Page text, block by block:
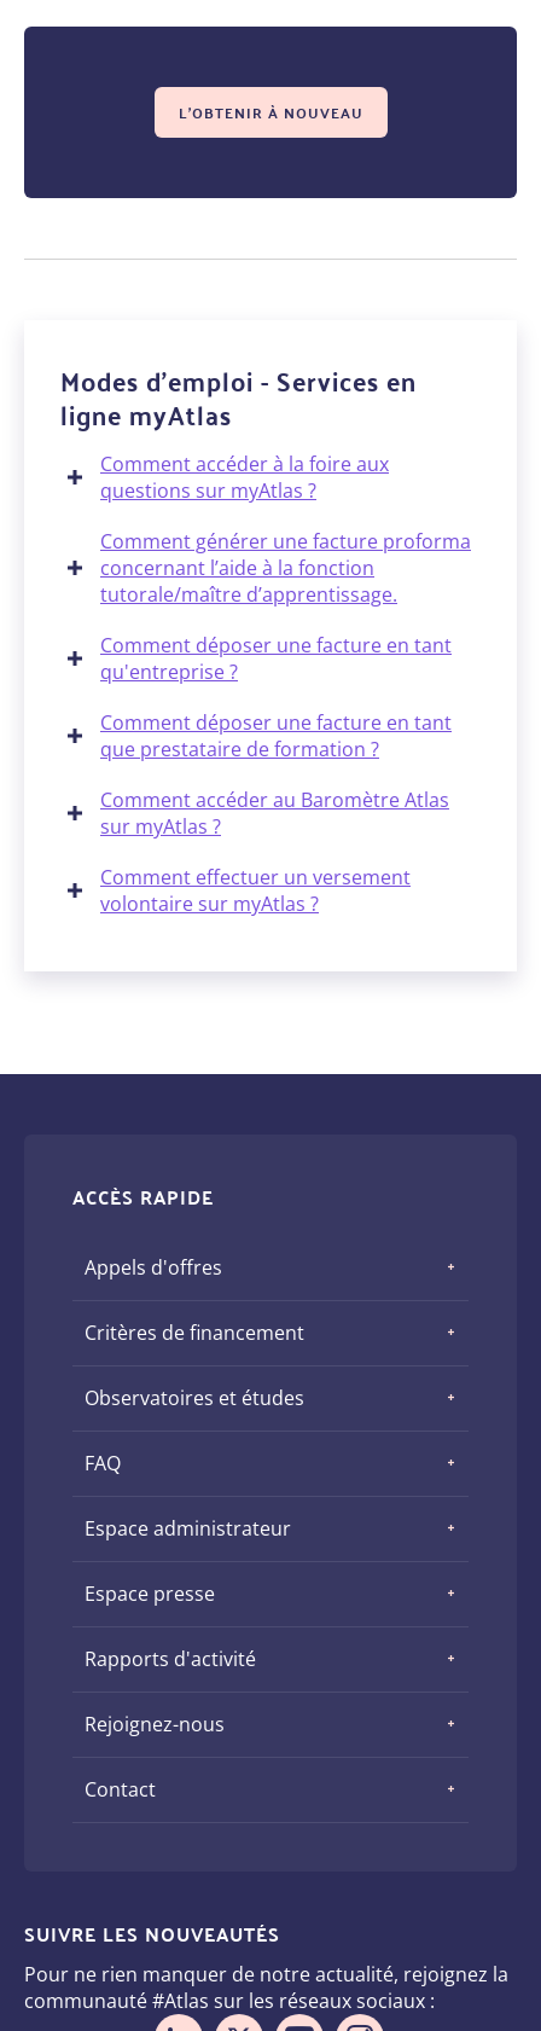
L'OBTENIR À NOUVEAU
Modes d'emploi - Services en
ligne myAtlas
Comment accéder à la foire aux
questions sur myAtlas ?
Comment générer une facture proforma
concernant l’aide à la fonction
tutorale/maître d’apprentissage.
Comment déposer une facture en tant
qu'entreprise ?
Comment déposer une facture en tant
que prestataire de formation ?
Comment accéder au Baromètre Atlas
sur myAtlas ?
Comment effectuer un versement
volontaire sur myAtlas ?
ACCÈS RAPIDE
Appels d'offres
Critères de financement
Observatoires et études
FAQ
Espace administrateur
Espace presse
Rapports d'activité
Rejoignez-nous
Contact
SUIVRE LES NOUVEAUTÉS
Pour ne rien manquer de notre actualité, rejoignez la
communauté #Atlas sur les réseaux sociaux :